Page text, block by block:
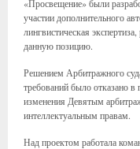
«Просвещение» были
участии дополнительного
лингвистическая
данную позицию.
Решением Арбитражного
требований было отказано
изменения Девятым
интеллектуальным правам.
Над проектом работала